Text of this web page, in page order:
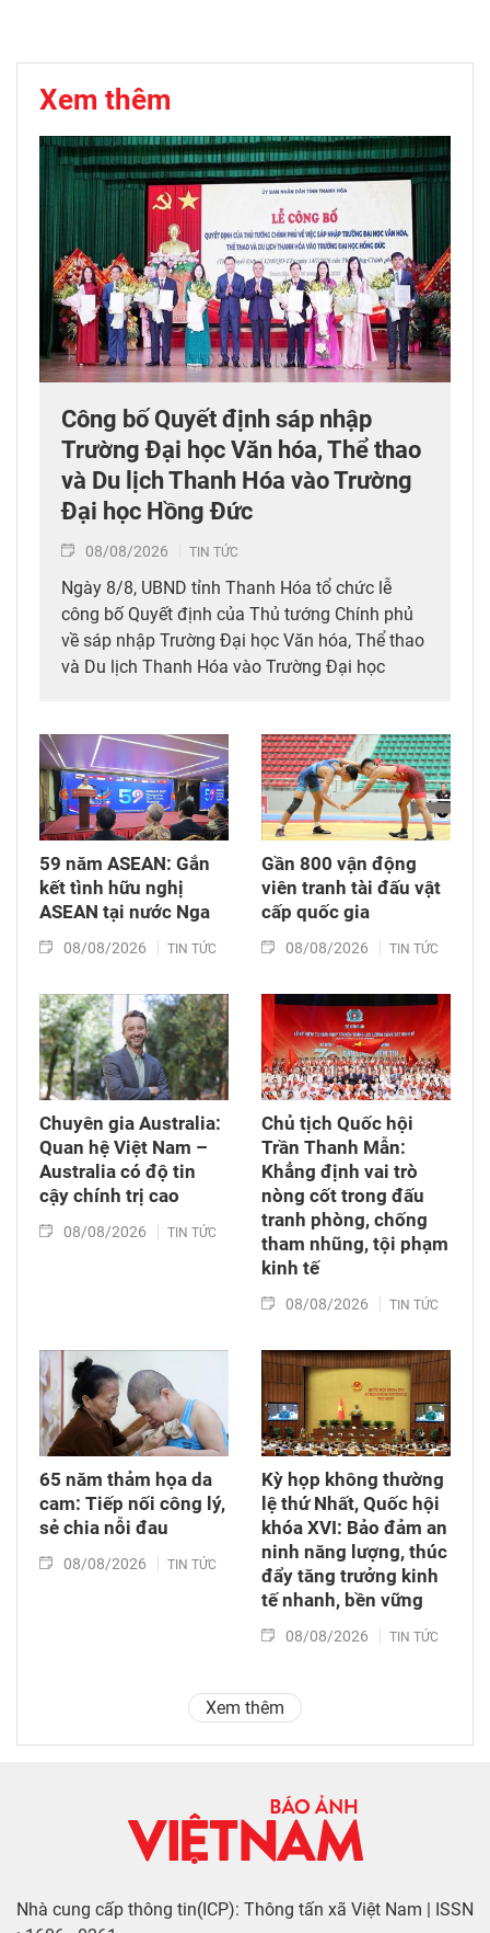
Xem thêm
Công bố Quyết định sáp nhập
Trường Đại học Văn hóa, Thể thao
và Du lịch Thanh Hóa vào Trường
Đại học Hồng Đức
08/08/2026 TIN TỨC
Ngày 8/8, UBND tỉnh Thanh Hóa tổ chức lễ
công bố Quyết định của Thủ tướng Chính phủ
về sáp nhập Trường Đại học Văn hóa, Thể thao
và Du lịch Thanh Hóa vào Trường Đại học
59 năm ASEAN: Gắn
kết tình hữu nghị
ASEAN tại nước Nga
08/08/2026 TIN TỨC
Gần 800 vận động
viên tranh tài đấu vật
cấp quốc gia
08/08/2026 TIN TỨC
Chuyên gia Australia:
Quan hệ Việt Nam –
Australia có độ tin
cậy chính trị cao
08/08/2026 TIN TỨC
Chủ tịch Quốc hội
Trần Thanh Mẫn:
Khẳng định vai trò
nòng cốt trong đấu
tranh phòng, chống
tham nhũng, tội phạm
kinh tế
08/08/2026 TIN TỨC
65 năm thảm họa da
cam: Tiếp nối công lý,
sẻ chia nỗi đau
08/08/2026 TIN TỨC
Kỳ họp không thường
lệ thứ Nhất, Quốc hội
khóa XVI: Bảo đảm an
ninh năng lượng, thúc
đẩy tăng trưởng kinh
tế nhanh, bền vững
08/08/2026 TIN TỨC
Xem thêm
Nhà cung cấp thông tin(ICP): Thông tấn xã Việt Nam | ISSN